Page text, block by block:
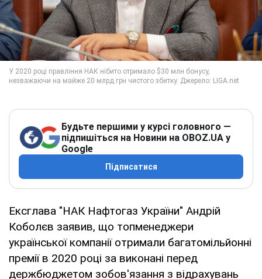
Будьте першими у курсі головного —
підпишіться на Новини на OBOZ.UA у
Google
Підписатися
Ексглава "НАК Нафтогаз України" Андрій
Коболєв заявив, що топменеджери
української компанії отримали багатомільйонні
премії в 2020 році за виконані перед
держбюджетом зобов'язання з відрахувань